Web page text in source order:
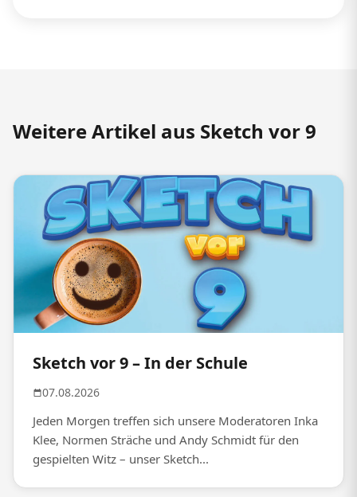
Weitere Artikel aus Sketch vor 9
Sketch vor 9 – In der Schule
07.08.2026
Jeden Morgen treffen sich unsere Moderatoren Inka
Klee, Normen Sträche und Andy Schmidt für den
gespielten Witz – unser Sketch...